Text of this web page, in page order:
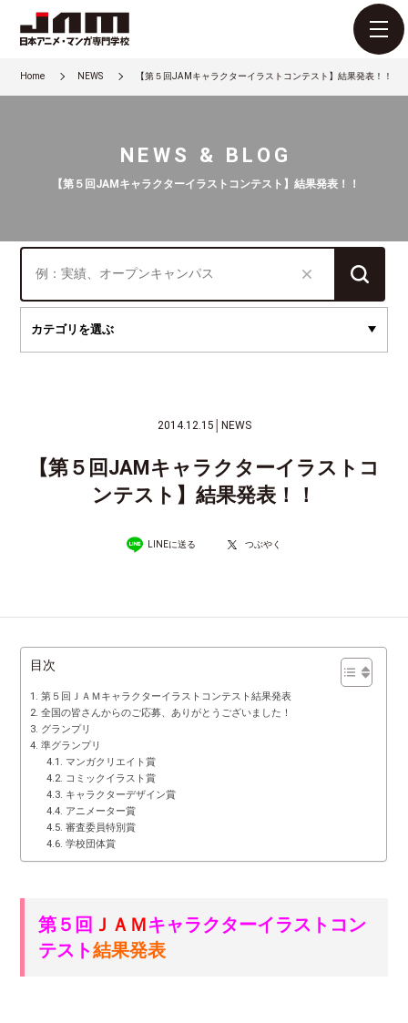
Home NEWS 【第５回JAMキャラクターイラストコンテスト】結果発表！！
NEWS & BLOG
【第５回JAMキャラクターイラストコンテスト】結果発表！！
2014.12.15 NEWS
【第５回JAMキャラクターイラストコ
ンテスト】結果発表！！
LINEに送る つぶやく
目次
第５回ＪＡＭキャラクターイラストコンテスト結果発表
全国の皆さんからのご応募、ありがとうございました！
グランプリ
準グランプリ
マンガクリエイト賞
コミックイラスト賞
キャラクターデザイン賞
アニメーター賞
審査委員特別賞
学校団体賞
第５回 ＪＡＭキャラクターイラストコン
テスト結果発表